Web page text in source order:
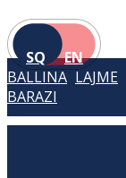
SQ EN
BALLINA LAJME
BARAZI